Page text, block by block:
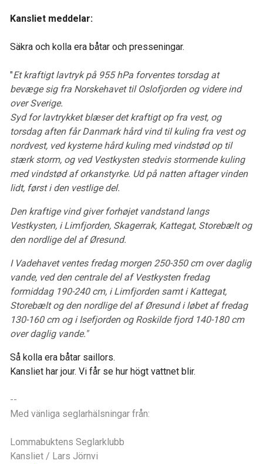
Kansliet meddelar:
Säkra och kolla era båtar och presseningar.
"Et kraftigt lavtryk på 955 hPa forventes torsdag at
bevæge sig fra Norskehavet til Oslofjorden og videre ind
over Sverige.
Syd for lavtrykket blæser det kraftigt op fra vest, og
torsdag aften får Danmark hård vind til kuling fra vest og
nordvest, ved kysterne hård kuling med vindstød op til
stærk storm, og ved Vestkysten stedvis stormende kuling
med vindstød af orkanstyrke. Ud på natten aftager vinden
lidt, først i den vestlige del.
Den kraftige vind giver forhøjet vandstand langs
Vestkysten, i Limfjorden, Skagerrak, Kattegat, Storebælt og
den nordlige del af Øresund.
I Vadehavet ventes fredag morgen 250-350 cm over daglig
vande, ved den centrale del af Vestkysten fredag
formiddag 190-240 cm, i Limfjorden samt i Kattegat,
Storebælt og den nordlige del af Øresund i løbet af fredag
130-160 cm og i Isefjorden og Roskilde fjord 140-180 cm
over daglig vande."
Så kolla era båtar saillors.
Kansliet har jour. Vi får se hur högt vattnet blir.
--
Med vänliga seglarhälsningar från:
Lommabuktens Seglarklubb
Kansliet / Lars Jörnvi